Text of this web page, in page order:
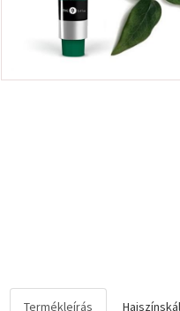
Termékleírás